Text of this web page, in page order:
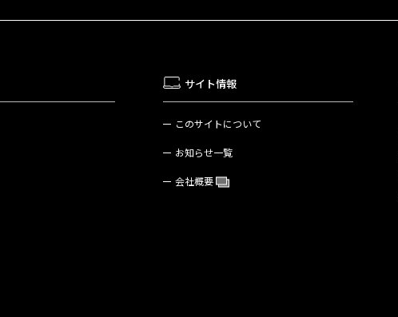
サイト情報
このサイトについて
お知らせ一覧
会社概要